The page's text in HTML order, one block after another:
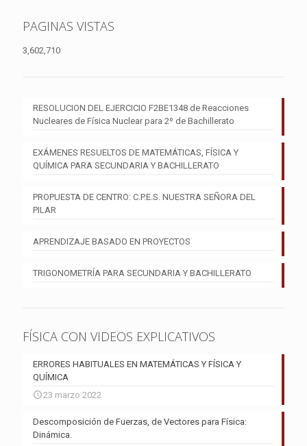
PAGINAS VISTAS
3,602,710
RESOLUCION DEL EJERCICIO F2BE1348 de Reacciones
Nucleares de Física Nuclear para 2º de Bachillerato
EXÁMENES RESUELTOS DE MATEMÁTICAS, FÍSICA Y
QUÍMICA PARA SECUNDARIA Y BACHILLERATO
PROPUESTA DE CENTRO: C.P.E.S. NUESTRA SEÑORA DEL
PILAR
APRENDIZAJE BASADO EN PROYECTOS
TRIGONOMETRÍA PARA SECUNDARIA Y BACHILLERATO
FÍSICA CON VIDEOS EXPLICATIVOS
ERRORES HABITUALES EN MATEMÁTICAS Y FÍSICA Y
QUÍMICA
23 marzo 2022
Descomposición de Fuerzas, de Vectores para Física:
Dinámica.